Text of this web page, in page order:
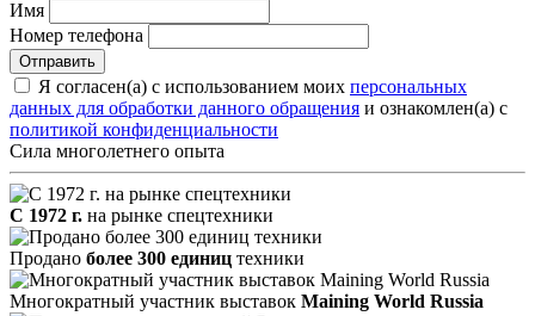
Имя
Номер телефона
Я согласен(а) с использованием моих персональных
данных для обработки данного обращения и ознакомлен(а) с
политикой конфиденциальности
Сила многолетнего опыта
С 1972 г. на рынке спецтехники
Продано более 300 единиц техники
Многократный участник выставок Maining World Russia